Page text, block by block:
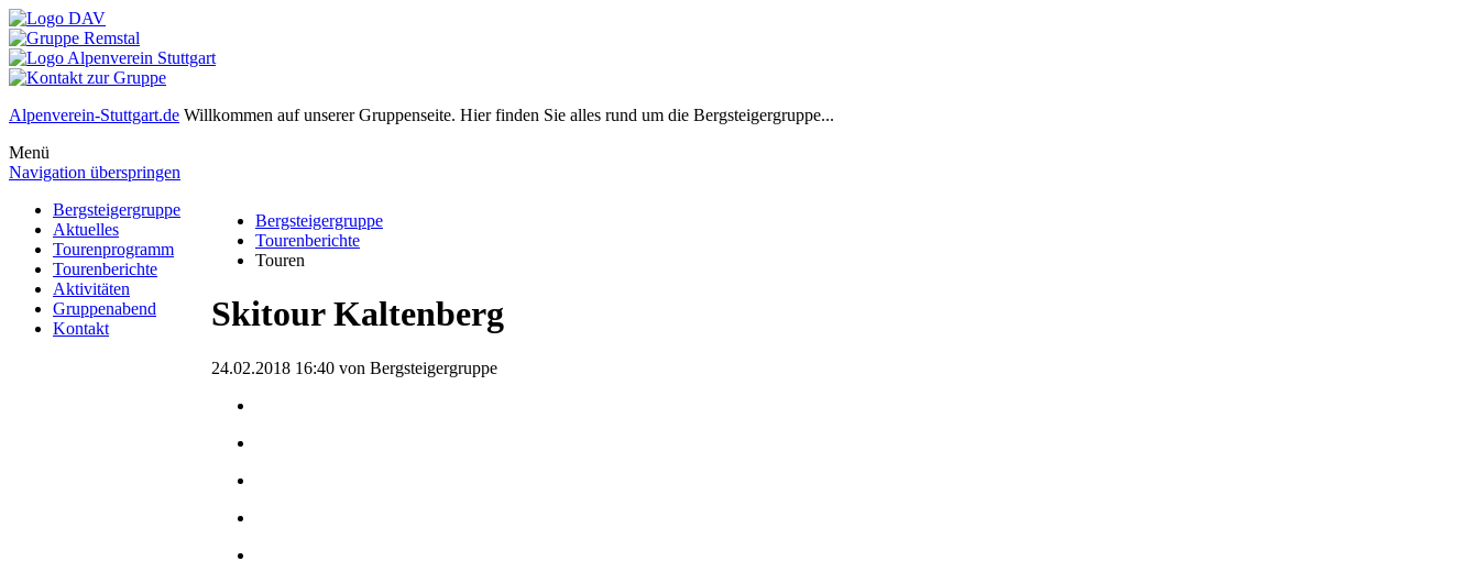
Alpenverein-Stuttgart.de Willkommen auf unserer Gruppenseite. Hier finden Sie alles rund um die Bergsteigergruppe...
Menü
Navigation überspringen
Bergsteigergruppe
Aktuelles
Tourenprogramm
Tourenberichte
Aktivitäten
Gruppenabend
Kontakt
Bergsteigergruppe
Tourenberichte
Touren
Skitour Kaltenberg
24.02.2018 16:40 von Bergsteigergruppe